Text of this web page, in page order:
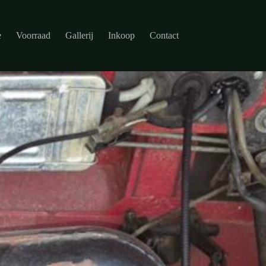
Voorraad Gallerij Inkoop Contact